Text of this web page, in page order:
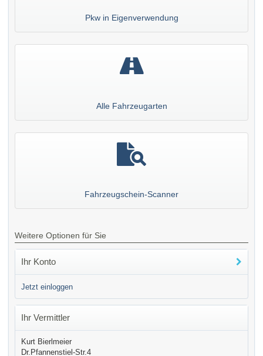
Pkw in Eigenverwendung
Alle Fahrzeugarten
Fahrzeugschein-Scanner
Weitere Optionen für Sie
Ihr Konto
Jetzt einloggen
Ihr Vermittler
Kurt Bierlmeier
Dr.Pfannenstiel-Str.4